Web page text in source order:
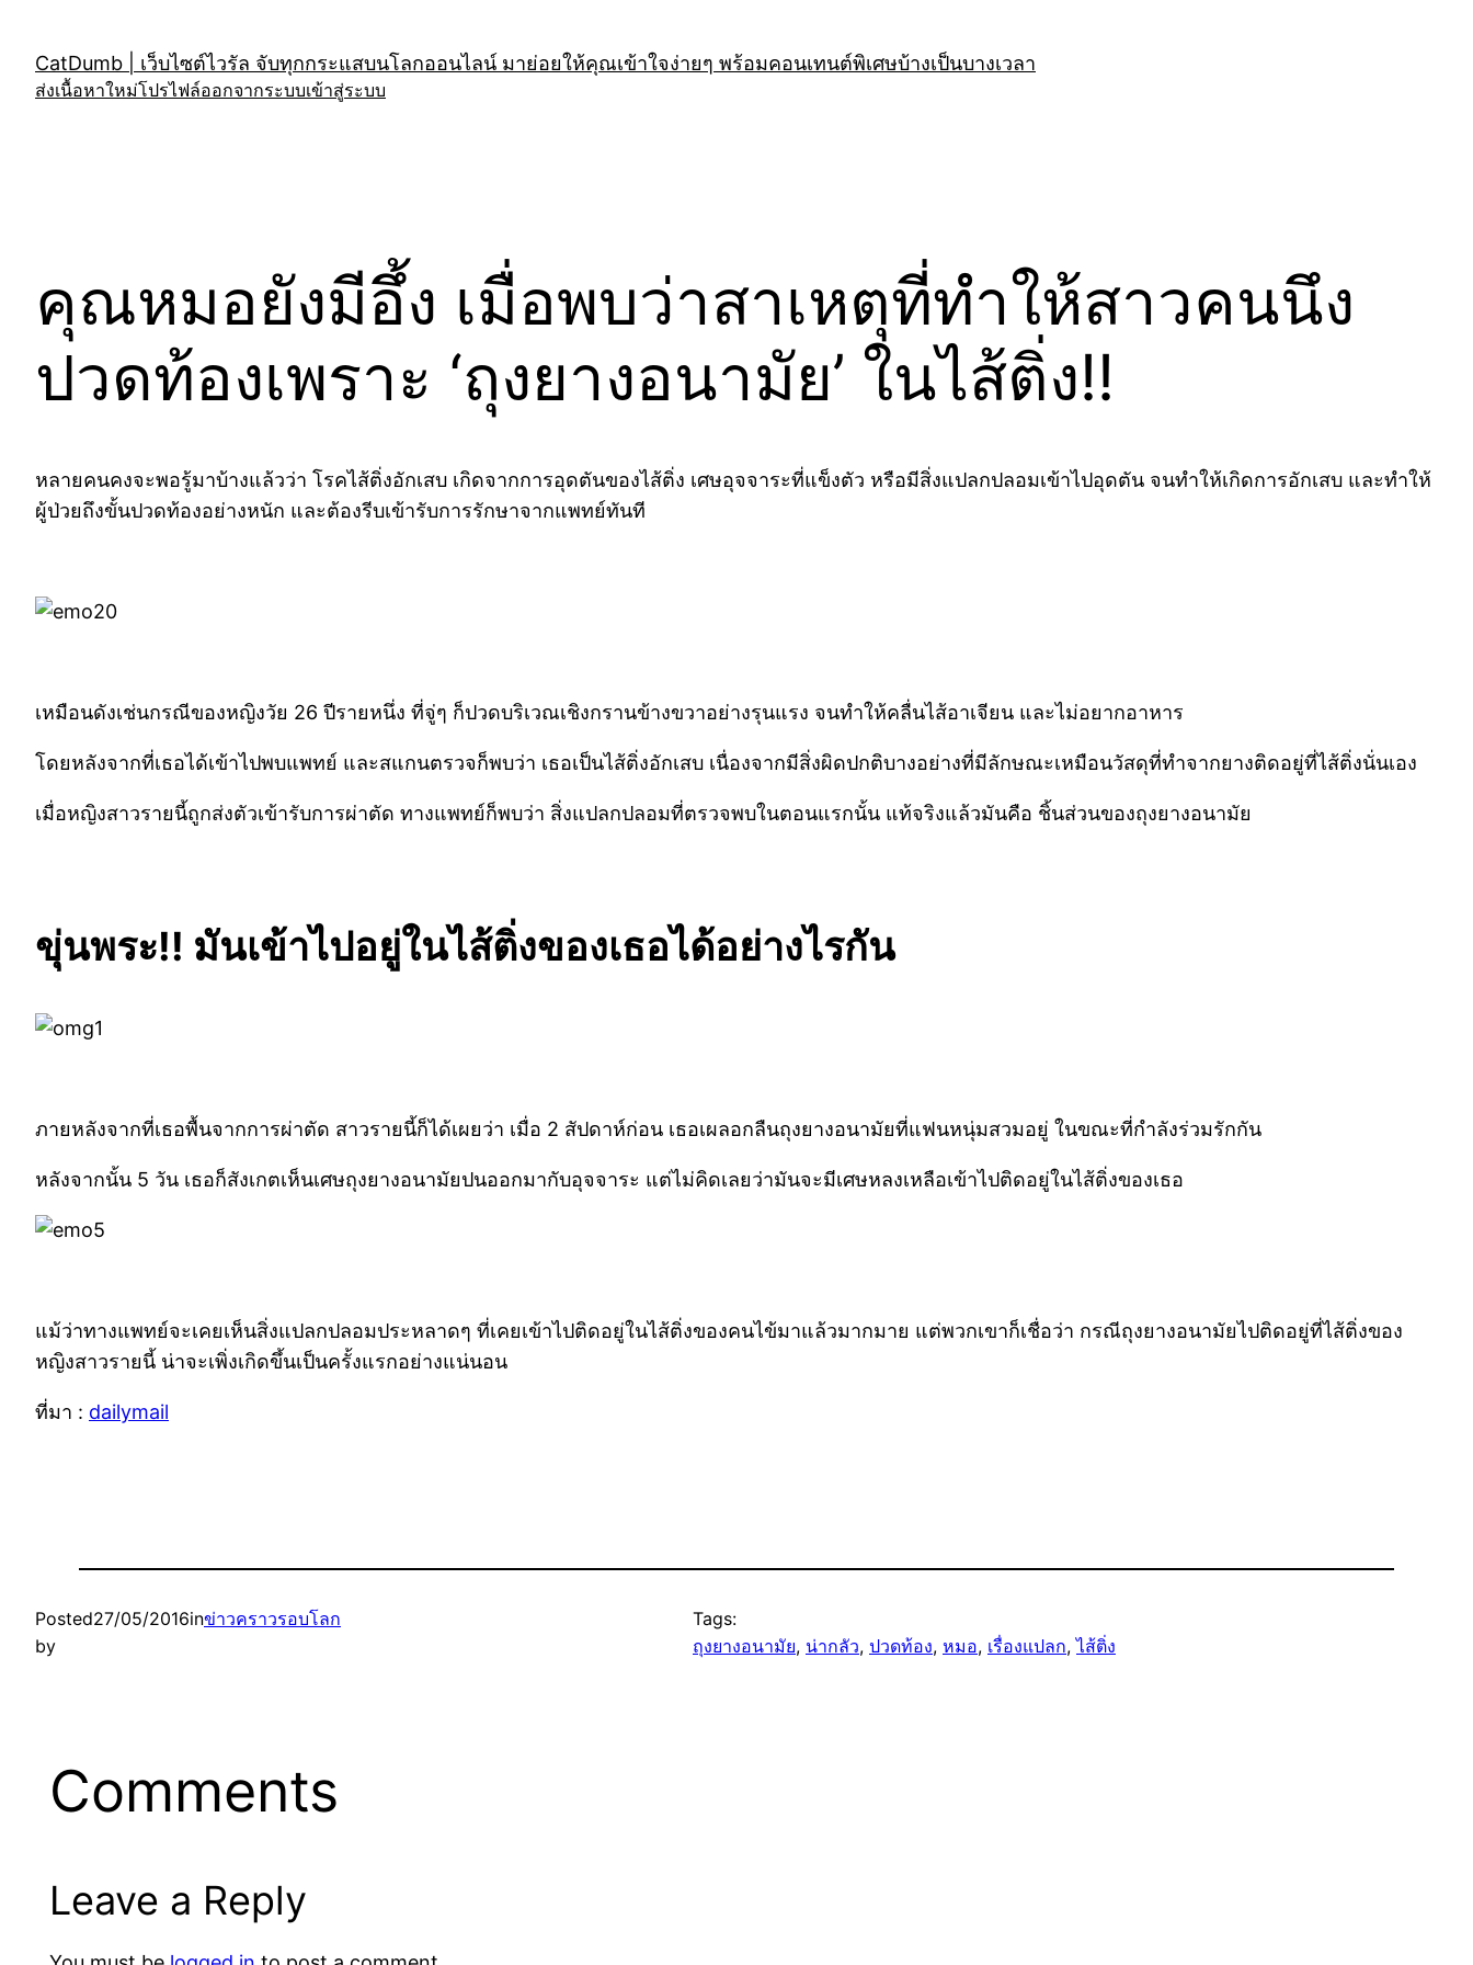
content
CatDumb | เว็บไซต์ไวรัล จับทุกกระแสบนโลกออนไลน์ มาย่อยให้คุณเข้าใจง่ายๆ พร้อมคอนเทนต์พิเศษบ้างเป็นบางเวลา
ส่งเนื้อหาใหม่โปรไฟล์ออกจากระบบเข้าสู่ระบบ
คุณหมอยังมีอึ้ง เมื่อพบว่าสาเหตุที่ทำให้สาวคนนึง
ปวดท้องเพราะ ‘ถุงยางอนามัย’ ในไส้ติ่ง!!
หลายคนคงจะพอรู้มาบ้างแล้วว่า โรคไส้ติ่งอักเสบ เกิดจากการอุดตันของไส้ติ่ง เศษอุจจาระที่แข็งตัว หรือมีสิ่งแปลกปลอมเข้าไปอุดตัน จนทำให้เกิดการอักเสบ และทำให้
ผู้ป่วยถึงขั้นปวดท้องอย่างหนัก และต้องรีบเข้ารับการรักษาจากแพทย์ทันที
เหมือนดังเช่นกรณีของหญิงวัย 26 ปีรายหนึ่ง ที่จู่ๆ ก็ปวดบริเวณเชิงกรานข้างขวาอย่างรุนแรง จนทำให้คลื่นไส้อาเจียน และไม่อยากอาหาร
โดยหลังจากที่เธอได้เข้าไปพบแพทย์ และสแกนตรวจก็พบว่า เธอเป็นไส้ติ่งอักเสบ เนื่องจากมีสิ่งผิดปกติบางอย่างที่มีลักษณะเหมือนวัสดุที่ทำจากยางติดอยู่ที่ไส้ติ่งนั่นเอง
เมื่อหญิงสาวรายนี้ถูกส่งตัวเข้ารับการผ่าตัด ทางแพทย์ก็พบว่า สิ่งแปลกปลอมที่ตรวจพบในตอนแรกนั้น แท้จริงแล้วมันคือ ชิ้นส่วนของถุงยางอนามัย
ขุ่นพระ!! มันเข้าไปอยู่ในไส้ติ่งของเธอได้อย่างไรกัน
ภายหลังจากที่เธอพื้นจากการผ่าตัด สาวรายนี้ก็ได้เผยว่า เมื่อ 2 สัปดาห์ก่อน เธอเผลอกลืนถุงยางอนามัยที่แฟนหนุ่มสวมอยู่ ในขณะที่กำลังร่วมรักกัน
หลังจากนั้น 5 วัน เธอก็สังเกตเห็นเศษถุงยางอนามัยปนออกมากับอุจจาระ แต่ไม่คิดเลยว่ามันจะมีเศษหลงเหลือเข้าไปติดอยู่ในไส้ติ่งของเธอ
แม้ว่าทางแพทย์จะเคยเห็นสิ่งแปลกปลอมประหลาดๆ ที่เคยเข้าไปติดอยู่ในไส้ติ่งของคนไข้มาแล้วมากมาย แต่พวกเขาก็เชื่อว่า กรณีถุงยางอนามัยไปติดอยู่ที่ไส้ติ่งของ
หญิงสาวรายนี้ น่าจะเพิ่งเกิดขึ้นเป็นครั้งแรกอย่างแน่นอน
ที่มา : dailymail
Posted27/05/2016inข่าวคราวรอบโลก
by
Tags:
ถุงยางอนามัย, น่ากลัว, ปวดท้อง, หมอ, เรื่องแปลก, ไส้ติ่ง
Comments
Leave a Reply